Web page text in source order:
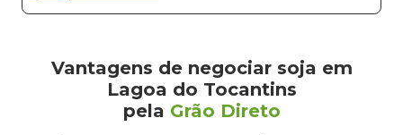
Vantagens de negociar soja em
Lagoa do Tocantins
pela Grão Direto